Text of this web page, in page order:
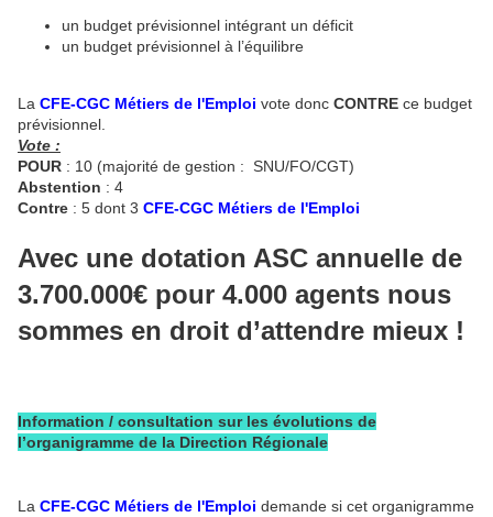
un budget prévisionnel intégrant un déficit
un budget prévisionnel à l’équilibre
La CFE-CGC Métiers de l'Emploi vote donc CONTRE ce budget
prévisionnel.
Vote :
POUR : 10 (majorité de gestion : SNU/FO/CGT)
Abstention : 4
Contre : 5 dont 3 CFE-CGC Métiers de l'Emploi
Avec une dotation ASC annuelle de
3.700.000€ pour 4.000 agents nous
sommes en droit d’attendre mieux !
Information / consultation sur les évolutions de
l’organigramme de la Direction Régionale
La CFE-CGC Métiers de l'Emploi demande si cet organigramme